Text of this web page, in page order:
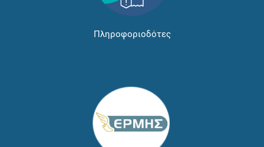
Πληροφοριοδότες